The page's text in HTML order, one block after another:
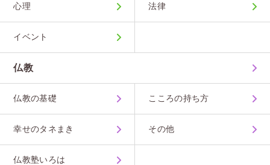
心理 法律
イベント
仏教
仏教の基礎 こころの持ち方
幸せのタネまき その他
仏教塾いろは